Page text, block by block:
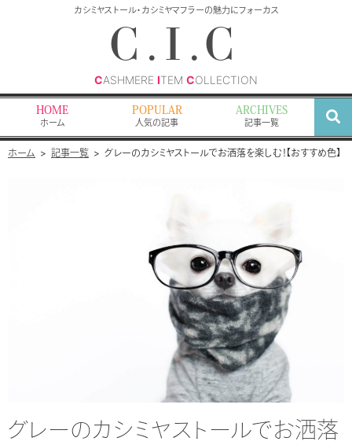
カシミヤストール・カシミヤマフラーの魅力にフォーカス
C.I.C
CASHMERE ITEM COLLECTION
HOME
ホーム
POPULAR
人気の記事
ARCHIVES
記事一覧
索
ホーム 記事一覧 グレーのカシミヤストールでお洒落を楽しむ！【おすすめ色】
グレーのカシミヤストールでお洒落